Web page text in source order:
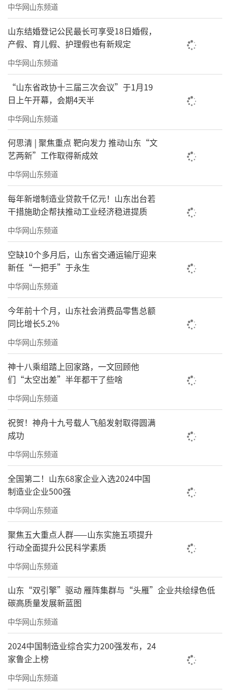
间上全面发力。要守牢省内主阵地，融入国内
国际双循环，健全合作保障机制，以更加开放
的姿态、更加务实的举措，深化构建“大交
流、大合作、大发展”工作格局。十要聚焦加
强党的建设，在筑牢发展根基上全面发力。要
突出政治建设，夯实基层基础，狠抓队伍建
设，深化正风肃纪，抓实民生保障，为地矿事
业高质量发展提供坚强的政治和组织保证。
会议要求，要全力以赴抓好经济发展、项
目争取，确保实现一季度“开门好、开门
红”。要切实抓好安全生产，持续排查整治风
险隐患，确保地矿系统安全和谐稳定。
会议号召，山东省地矿局全局广大干部职
工要牢记习近平总书记殷切嘱托，认真落实省
委、省政府安排部署，扛牢“走在前、挑大
梁”政治担当，坚定信心、勠力同心，踔厉奋
发、锐意进取，奋力谱写全国一流现代化地质
强局建设新篇章。
会议表彰了2025年度山东省地矿局全局高
质量发展优秀单位、高质量发展突出贡献单
位、全局党建工作先进单位、全局优秀地质成
果奖获奖单位、全局矿产地质勘查质量管理先
进单位、全局环境地质勘查质量管理先进单
位、全局安全生产和应急管理工作先进单位。
四家局属单位主要负责同志作典型发言。
会议以视频会议形式召开，省纪委监委驻
省自然资源厅纪检监察组有关负责同志，山东
省地矿局总师、二级巡视员，局属单位、机关
处室主要负责同志，省地质工会主要负责同
志，局机关四级调研员以上干部在主会场参加
中华网山东频道
山东结婚登记公民最长可享受18日婚假，
产假、育儿假、护理假也有新规定
中华网山东频道
“山东省政协十三届三次会议”于1月19
日上午开幕，会期4天半
中华网山东频道
何思清 | 聚焦重点 靶向发力 推动山东“文
艺两新”工作取得新成效
中华网山东频道
每年新增制造业贷款千亿元！山东出台若
干措施助企帮扶推动工业经济稳进提质
中华网山东频道
空缺10个多月后，山东省交通运输厅迎来
新任“一把手”于永生
中华网山东频道
今年前十个月，山东社会消费品零售总额
同比增长5.2%
中华网山东频道
神十八乘组踏上回家路，一文回顾他
们“太空出差”半年都干了些啥
中华网山东频道
祝贺！神舟十九号载人飞船发射取得圆满
成功
中华网山东频道
全国第二！山东68家企业入选2024中国
制造业企业500强
中华网山东频道
聚焦五大重点人群——山东实施五项提升
行动全面提升公民科学素质
中华网山东频道
山东“双引擎”驱动 雁阵集群与“头雁”企业共绘绿色低
碳高质量发展新蓝图
中华网山东频道
2024中国制造业综合实力200强发布，24
家鲁企上榜
中华网山东频道